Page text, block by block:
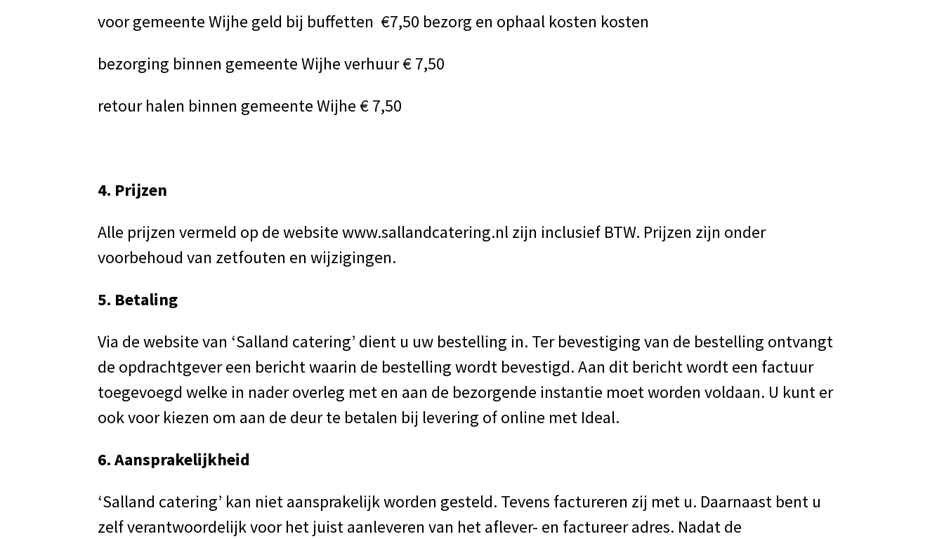
voor gemeente Wijhe geld bij buffetten €7,50 bezorg en ophaal kosten kosten
bezorging binnen gemeente Wijhe verhuur € 7,50
retour halen binnen gemeente Wijhe € 7,50
4. Prijzen
Alle prijzen vermeld op de website www.sallandcatering.nl zijn inclusief BTW. Prijzen zijn onder
voorbehoud van zetfouten en wijzigingen.
5. Betaling
Via de website van ‘Salland catering’ dient u uw bestelling in. Ter bevestiging van de bestelling ontvangt
de opdrachtgever een bericht waarin de bestelling wordt bevestigd. Aan dit bericht wordt een factuur
toegevoegd welke in nader overleg met en aan de bezorgende instantie moet worden voldaan. U kunt er
ook voor kiezen om aan de deur te betalen bij levering of online met Ideal.
6. Aansprakelijkheid
‘Salland catering’ kan niet aansprakelijk worden gesteld. Tevens factureren zij met u. Daarnaast bent u
zelf verantwoordelijk voor het juist aanleveren van het aflever- en factureer adres. Nadat de